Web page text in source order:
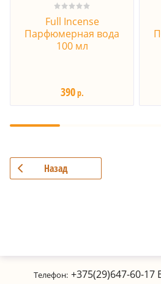
Full Incense
Парфюмерная вода
100 мл
390р.
Назад
Телефон: +375(29)647-60-17